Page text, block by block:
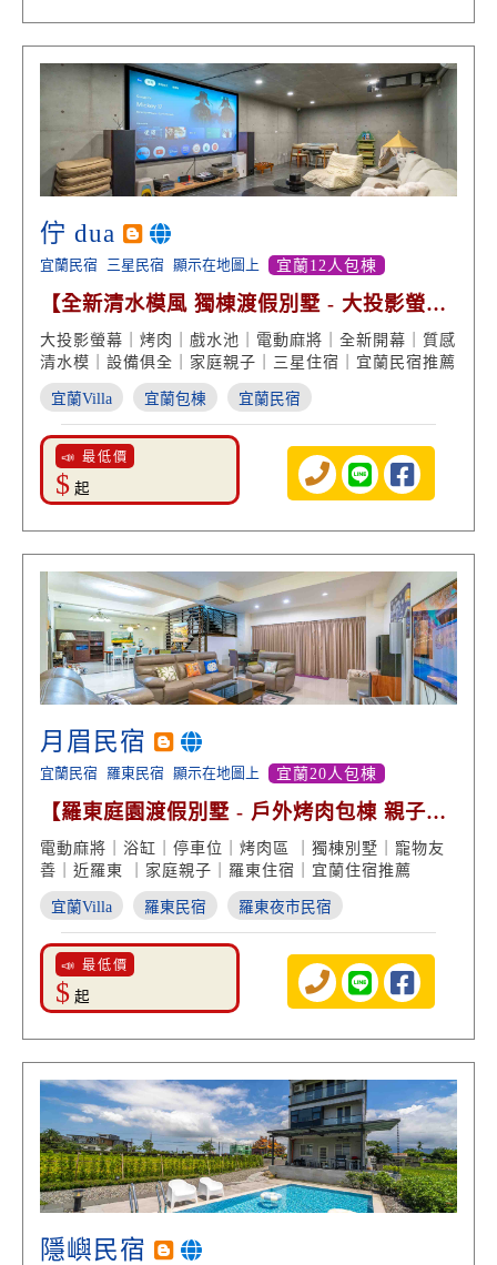
佇 dua
宜蘭民宿 三星民宿 顯示在地圖上 宜蘭12人包棟
【全新清水模風 獨棟渡假別墅 - 大投影螢幕
戲水烤肉包棟】
大投影螢幕｜烤肉｜戲水池｜電動麻將｜全新開幕｜質感
清水模｜設備俱全｜家庭親子｜三星住宿｜宜蘭民宿推薦
宜蘭Villa 宜蘭包棟 宜蘭民宿
📣 最低價
$ 起
月眉民宿
宜蘭民宿 羅東民宿 顯示在地圖上 宜蘭20人包棟
【羅東庭園渡假別墅 - 戶外烤肉包棟 親子遊
戲 泡澡浴缸】
電動麻將｜浴缸｜停車位｜烤肉區 ｜獨棟別墅｜寵物友
善｜近羅東 ｜家庭親子｜羅東住宿｜宜蘭住宿推薦
宜蘭Villa 羅東民宿 羅東夜市民宿
📣 最低價
$ 起
隱嶼民宿